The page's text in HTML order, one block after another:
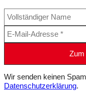
Wir senden keinen
Datenschutzerklärung.